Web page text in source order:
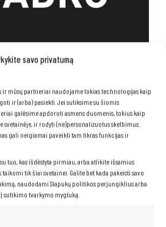
savo privatumą
ir mūsų partneriai naudojame tokias technologijas kaip
ir (arba) pasiekti. Jei sutiksime su šiomis
galėsime apdoroti asmens duomenis, tokius kaip
svetainėje, ir rodyti (ne)personalizuotus skelbimus.
gali neigiamai paveikti tam tikras funkcijas ir
tuo, kas išdėstyta pirmiau, arba atlikite išsamius
tik šiai svetainei. Galite bet kada pakeisti savo
naudodami Slapukų politikos perjungiklius arba
sutikimo tvarkymo mygtuką.
P1000 vaizdo
Puikus pasirinkimas vartotojams,